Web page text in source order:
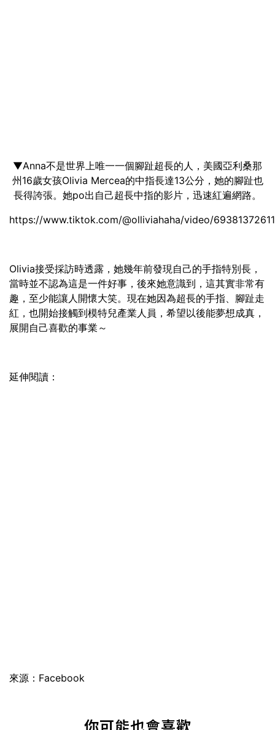
▼Anna不是世界上唯一一個腳趾超長的人，美國亞利桑那
州16歲女孩Olivia Mercea的中指長達13公分，她的腳趾也
長得誇張。她po出自己超長中指的影片，迅速紅遍網路。
https://www.tiktok.com/@olliviahaha/video/
Olivia接受採訪時透露，她幾年前發現自己的手指特別長，
當時並不認為這是一件好事，後來她意識到，這其實非常有
趣，至少能讓人開懷大笑。現在她因為超長的手指、腳趾走
紅，也開始接觸到模特兒產業人員，希望以後能夢想成真，
展開自己喜歡的事業～
延伸閱讀：
來源：Facebook
你可能也會喜歡